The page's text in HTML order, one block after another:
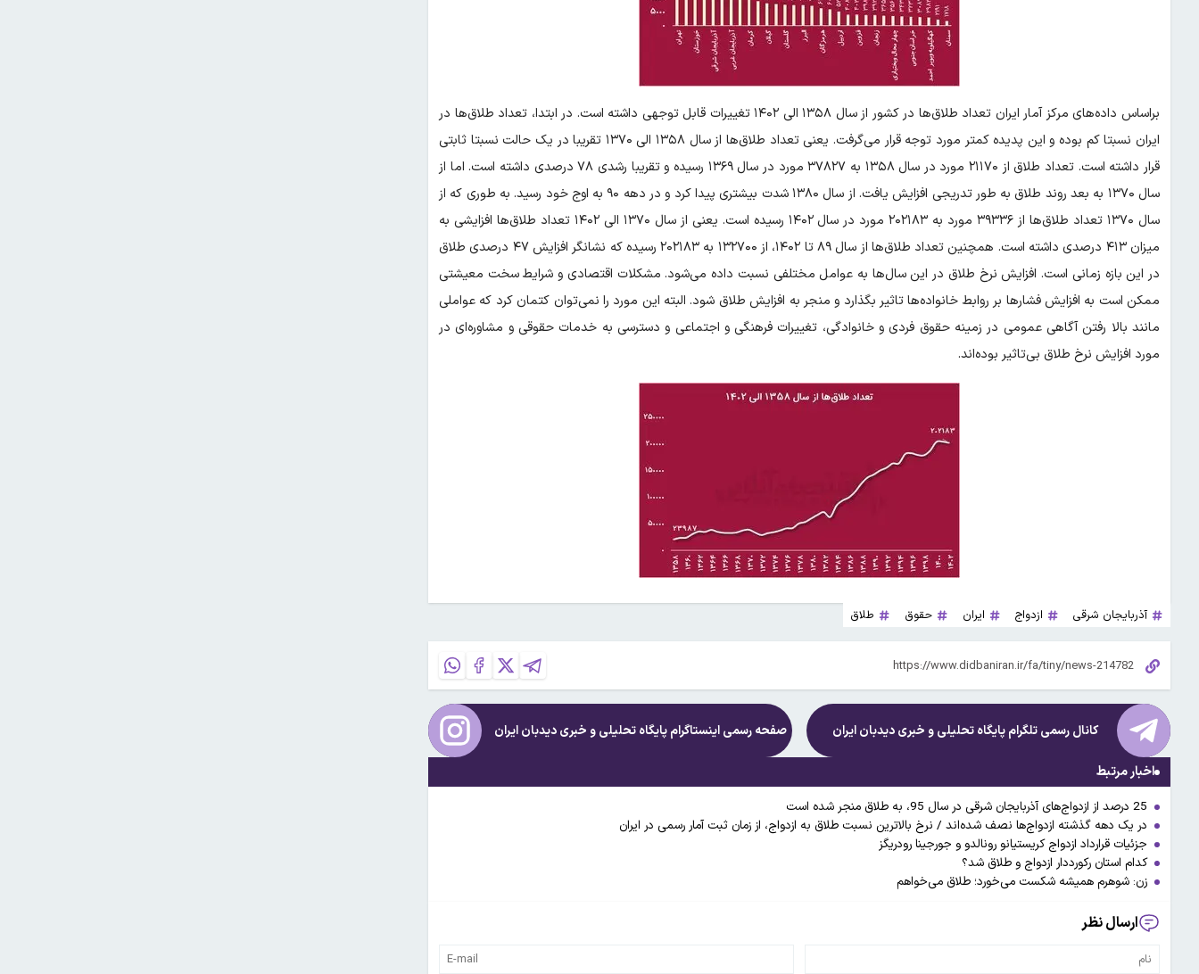
براساس داده‌های مرکز آمار ایران تعداد طلاق‌ها در کشور از سال ۱۳۵۸ الی ۱۴۰۲ تغییرات قابل توجهی داشته است. در ابتدا، تعداد طلاق‌ها در
ایران نسبتا کم بوده و این پدیده کمتر مورد توجه قرار می‌گرفت. یعنی تعداد طلاق‌ها از سال ۱۳۵۸ الی ۱۳۷۰ تقریبا در یک حالت نسبتا ثابتی
قرار داشته است. تعداد طلاق از ۲۱۱۷۰ مورد در سال ۱۳۵۸ به ۳۷۸۲۷ مورد در سال ۱۳۶۹ رسیده و تقریبا رشدی ۷۸ درصدی داشته است. اما از
سال ۱۳۷۰ به بعد روند طلاق به طور تدریجی افزایش یافت. از سال ۱۳۸۰ شدت بیشتری پیدا کرد و در دهه ۹۰ به اوج خود رسید. به طوری که از
سال ۱۳۷۰ تعداد طلاق‌ها از ۳۹۳۳۶ مورد به ۲۰۲۱۸۳ مورد در سال ۱۴۰۲ رسیده است. یعنی از سال ۱۳۷۰ الی ۱۴۰۲ تعداد طلاق‌ها افزایشی به
میزان ۴۱۳ درصدی داشته است. همچنین تعداد طلاق‌ها از سال ۸۹ تا ۱۴۰۲، از ۱۳۲۷۰۰ به ۲۰۲۱۸۳ رسیده که نشانگر افزایش ۴۷ درصدی طلاق
در این بازه زمانی است. افزایش نرخ طلاق در این سال‌ها به عوامل مختلفی نسبت داده می‌شود. مشکلات اقتصادی و شرایط سخت معیشتی
ممکن است به افزایش فشارها بر روابط خانواده‌ها تاثیر بگذارد و منجر به افزایش طلاق شود. البته این مورد را نمی‌توان کتمان کرد که عواملی
مانند بالا رفتن آگاهی عمومی در زمینه حقوق فردی و خانوادگی، تغییرات فرهنگی و اجتماعی و دسترسی به خدمات حقوقی و مشاوره‌ای در
مورد افزایش نرخ طلاق بی‌تاثیر بوده‌اند.
آذربایجان شرقی ازدواج ایران حقوق طلاق
کانال رسمی تلگرام پایگاه تحلیلی و خبریدیدبان ایران صفحه رسمی اینستاگرام پایگاه تحلیلی و خبریدیدبان ایران
اخبار مرتبط
25 درصد از ازدواج‌های آذربایجان شرقی در سال 95، به طلاق منجر شده است
در یک دهه گذشته ازدواج‌ها نصف شده‌اند / نرخ بالاترین نسبت طلاق به ازدواج، از زمان ثبت آمار رسمی در ایران
جزئیات قرارداد ازدواج کریستیانو رونالدو و جورجینا رودریگز
کدام استان رکورددار ازدواج و طلاق شد؟
زن: شوهرم همیشه شکست می‌خورد؛ طلاق می‌خواهم
ارسال نظر